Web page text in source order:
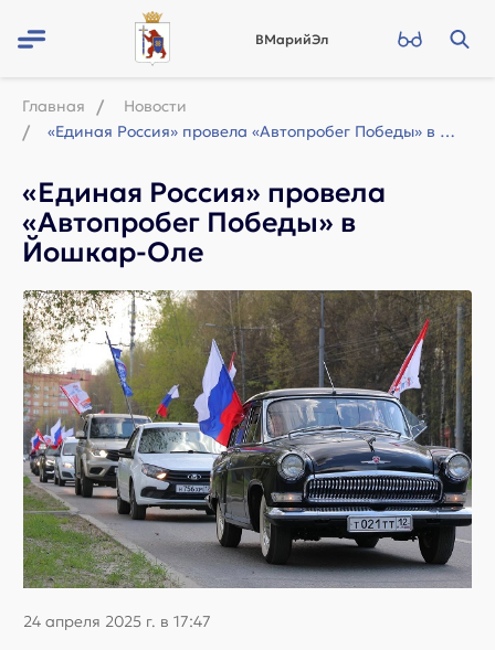
ВМарийЭл
Главная
Новости
«Единая Россия» провела «Автопробег Победы» в Йошкар-Оле
«Единая Россия» провела
«Автопробег Победы» в
Йошкар-Оле
24 апреля 2025 г. в 17:47